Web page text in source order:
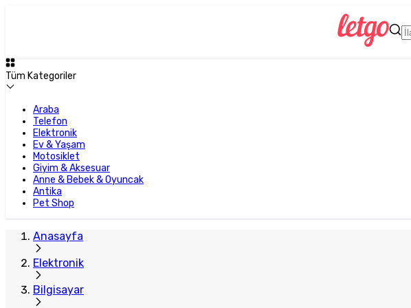
Tüm Kategoriler
Araba
Telefon
Elektronik
Ev & Yaşam
Motosiklet
Giyim & Aksesuar
Anne & Bebek & Oyuncak
Antika
Pet Shop
Anasayfa
Elektronik
Bilgisayar